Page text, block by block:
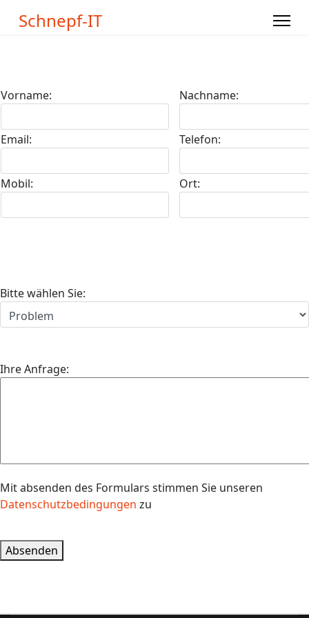
Schnepf-IT
Vorname: Nachname:
Email: Telefon:
Mobil: Ort:
Bitte wählen Sie:
Ihre Anfrage:
Mit absenden des Formulars stimmen Sie unseren
Datenschutzbedingungen zu
Absenden